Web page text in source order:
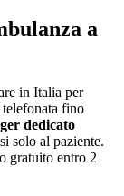
a
in Italia per
fino
dedicato
solo al paziente.
gratuito entro 2